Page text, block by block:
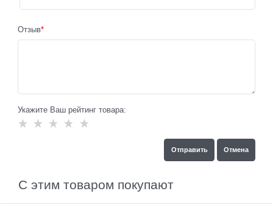
Отзыв
Укажите Ваш рейтинг товара:
С этим товаром покупают